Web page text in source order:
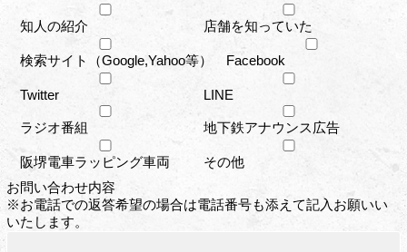
知人の紹介 店舗を知っていた
検索サイト（Google,Yahoo等） Facebook
Twitter LINE
ラジオ番組 地下鉄アナウンス広告
阪堺電車ラッピング車両
その他
お問い合わせ内容
※お電話での返答希望の場合は電話番号も添えて記入お願いい
いたします。